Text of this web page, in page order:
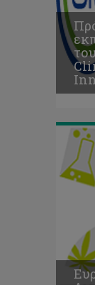
για
τα
19
για